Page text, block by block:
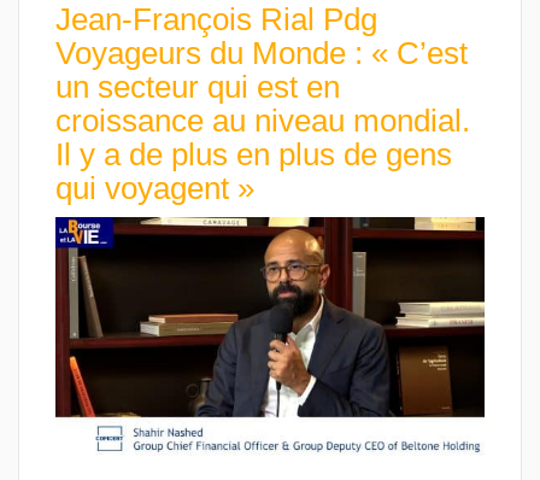
Jean-François Rial Pdg
Voyageurs du Monde : « C’est
un secteur qui est en
croissance au niveau mondial.
Il y a de plus en plus de gens
qui voyagent »